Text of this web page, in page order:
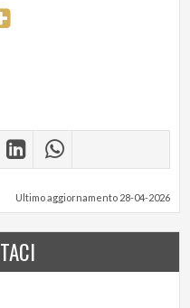
Ultimo aggiornamento 28-04-2026